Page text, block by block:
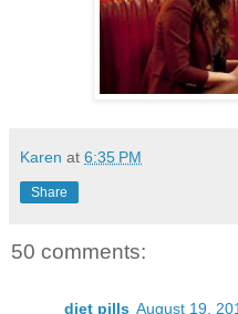
Karen at 6:35 PM
Share
50 comments:
diet pills August 19,